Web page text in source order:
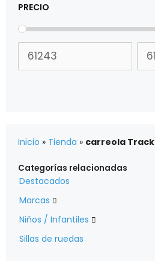
PRECIO
Inicio » Tienda » carreola Track
Categorías relacionadas
Destacados
Marcas 
Niños / Infantiles 
Sillas de ruedas